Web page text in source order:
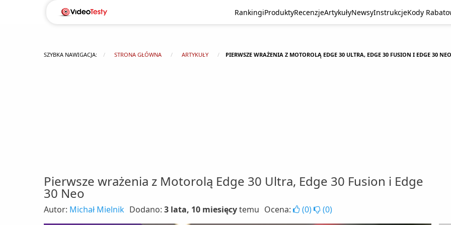
RankingiProduktyRecenzjeArtykułyNewsyInstrukcjeKody
SZYBKA NAWIGACJA: STRONA GŁÓWNA ARTYKUŁY PIERWSZE WRAŻENIA Z MOTOROLĄ EDGE 30 ULTRA, EDGE 30 FUSION I EDGE 30 NEO
Pierwsze wrażenia z Motorolą Edge 30 Ultra, Edge 30 Fusion i Edge
30 Neo
Autor: Michał Mielnik Dodano: 3 lata, 10 miesięcytemu Ocena: (0) (0)